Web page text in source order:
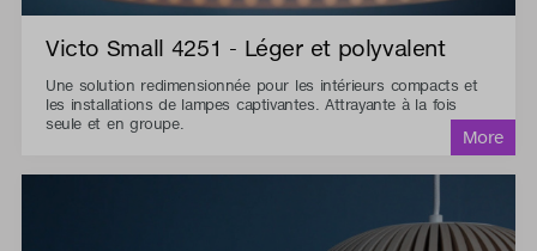
Victo Small 4251 - Léger et polyvalent
Une solution redimensionnée pour les intérieurs compacts et
les installations de lampes captivantes. Attrayante à la fois
seule et en groupe.